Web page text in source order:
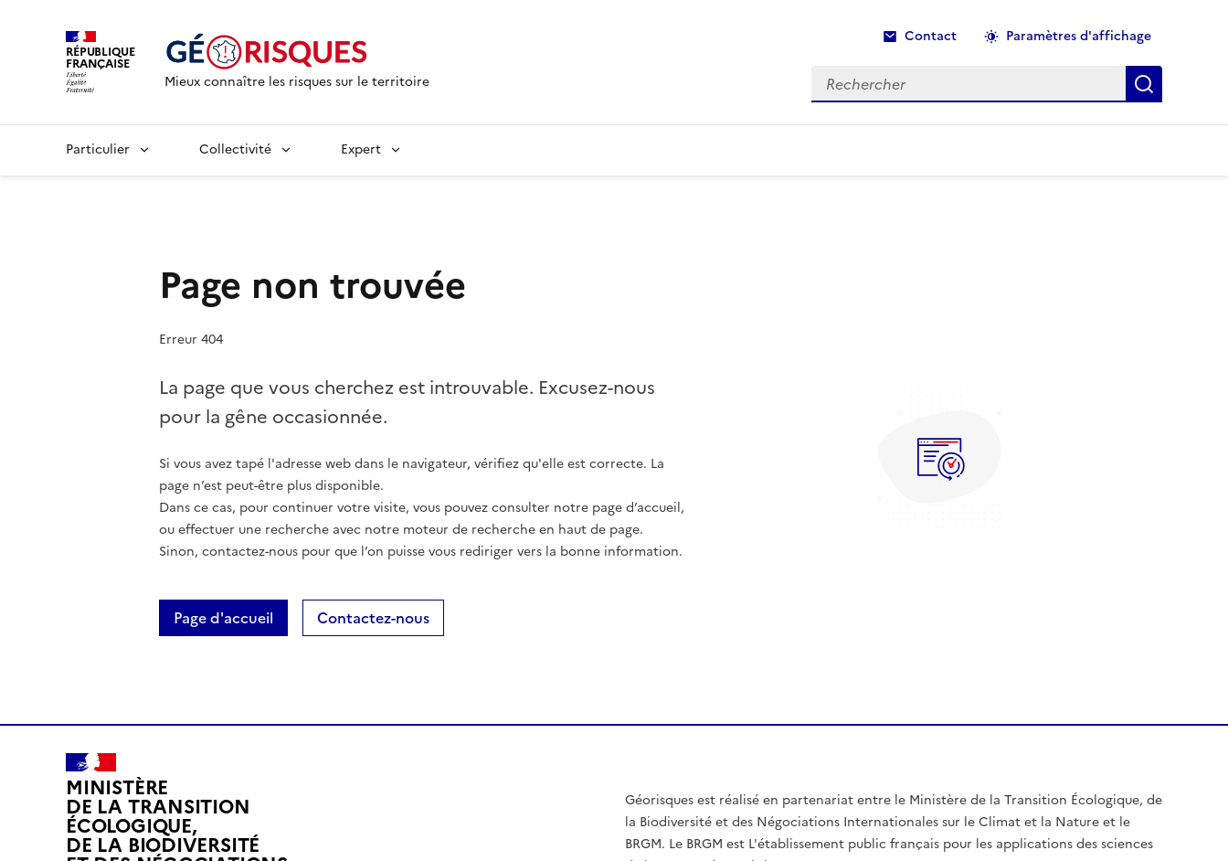
RÉPUBLIQUE
FRANÇAISE
Mieux connaître les risques sur le territoire
Contact Paramètres d'affichage
Rechercher Recherche
Particulier Collectivité Expert
Page non trouvée
Erreur 404
La page que vous cherchez est introuvable. Excusez-nous
pour la gêne occasionnée.
Si vous avez tapé l'adresse web dans le navigateur, vérifiez qu'elle est correcte. La
page n’est peut-être plus disponible.
Dans ce cas, pour continuer votre visite, vous pouvez consulter notre page d’accueil,
ou effectuer une recherche avec notre moteur de recherche en haut de page.
Sinon, contactez-nous pour que l’on puisse vous rediriger vers la bonne information.
Page d'accueil Contactez-nous
MINISTÈRE
DE LA TRANSITION
ÉCOLOGIQUE,
DE LA BIODIVERSITÉ
Géorisques est réalisé en partenariat entre le Ministère de la Transition Écologique, de
la Biodiversité et des Négociations Internationales sur le Climat et la Nature et le
BRGM. Le BRGM est L'établissement public français pour les applications des sciences